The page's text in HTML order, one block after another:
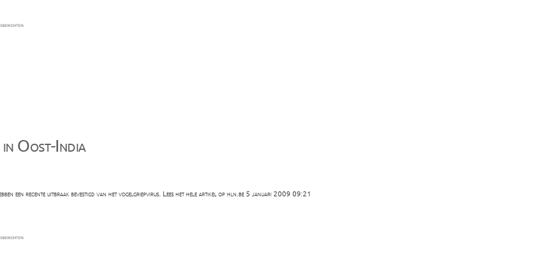
in Oost-India
een recente uitbraak bevestigd van het vogelgriepvirus. Lees het hele artikel op hln.be 5 januari 2009 09:21